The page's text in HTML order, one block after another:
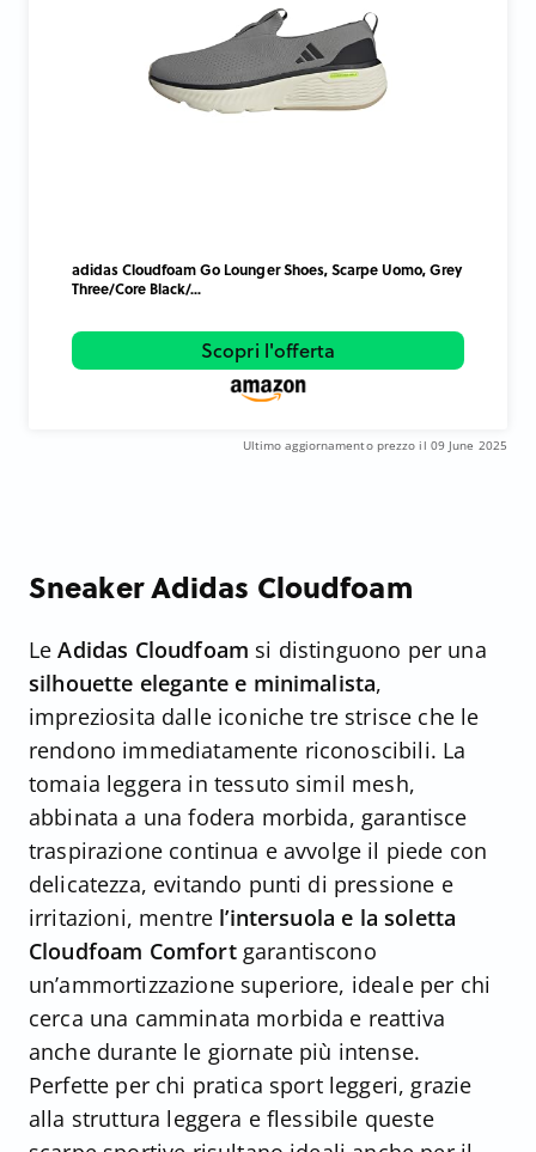
adidas Cloudfoam Go Lounger Shoes, Scarpe Uomo, Grey
Three/Core Black/...
Scopri l'offerta
Ultimo aggiornamento prezzo il 09 June 2025
Sneaker Adidas Cloudfoam
LeAdidas Cloudfoam si distinguono per una
silhouette elegante e minimalista,
impreziosita dalle iconiche tre strisce che le
rendono immediatamente riconoscibili. La
tomaia leggera in tessuto simil mesh,
abbinata a una fodera morbida, garantisce
traspirazione continua e avvolge il piede con
delicatezza, evitando punti di pressione e
irritazioni, mentre l’intersuola e la soletta
Cloudfoam Comfortgarantiscono
un’ammortizzazione superiore, ideale per chi
cerca una camminata morbida e reattiva
anche durante le giornate più intense.
Perfette per chi pratica sport leggeri, grazie
alla struttura leggera e flessibile queste